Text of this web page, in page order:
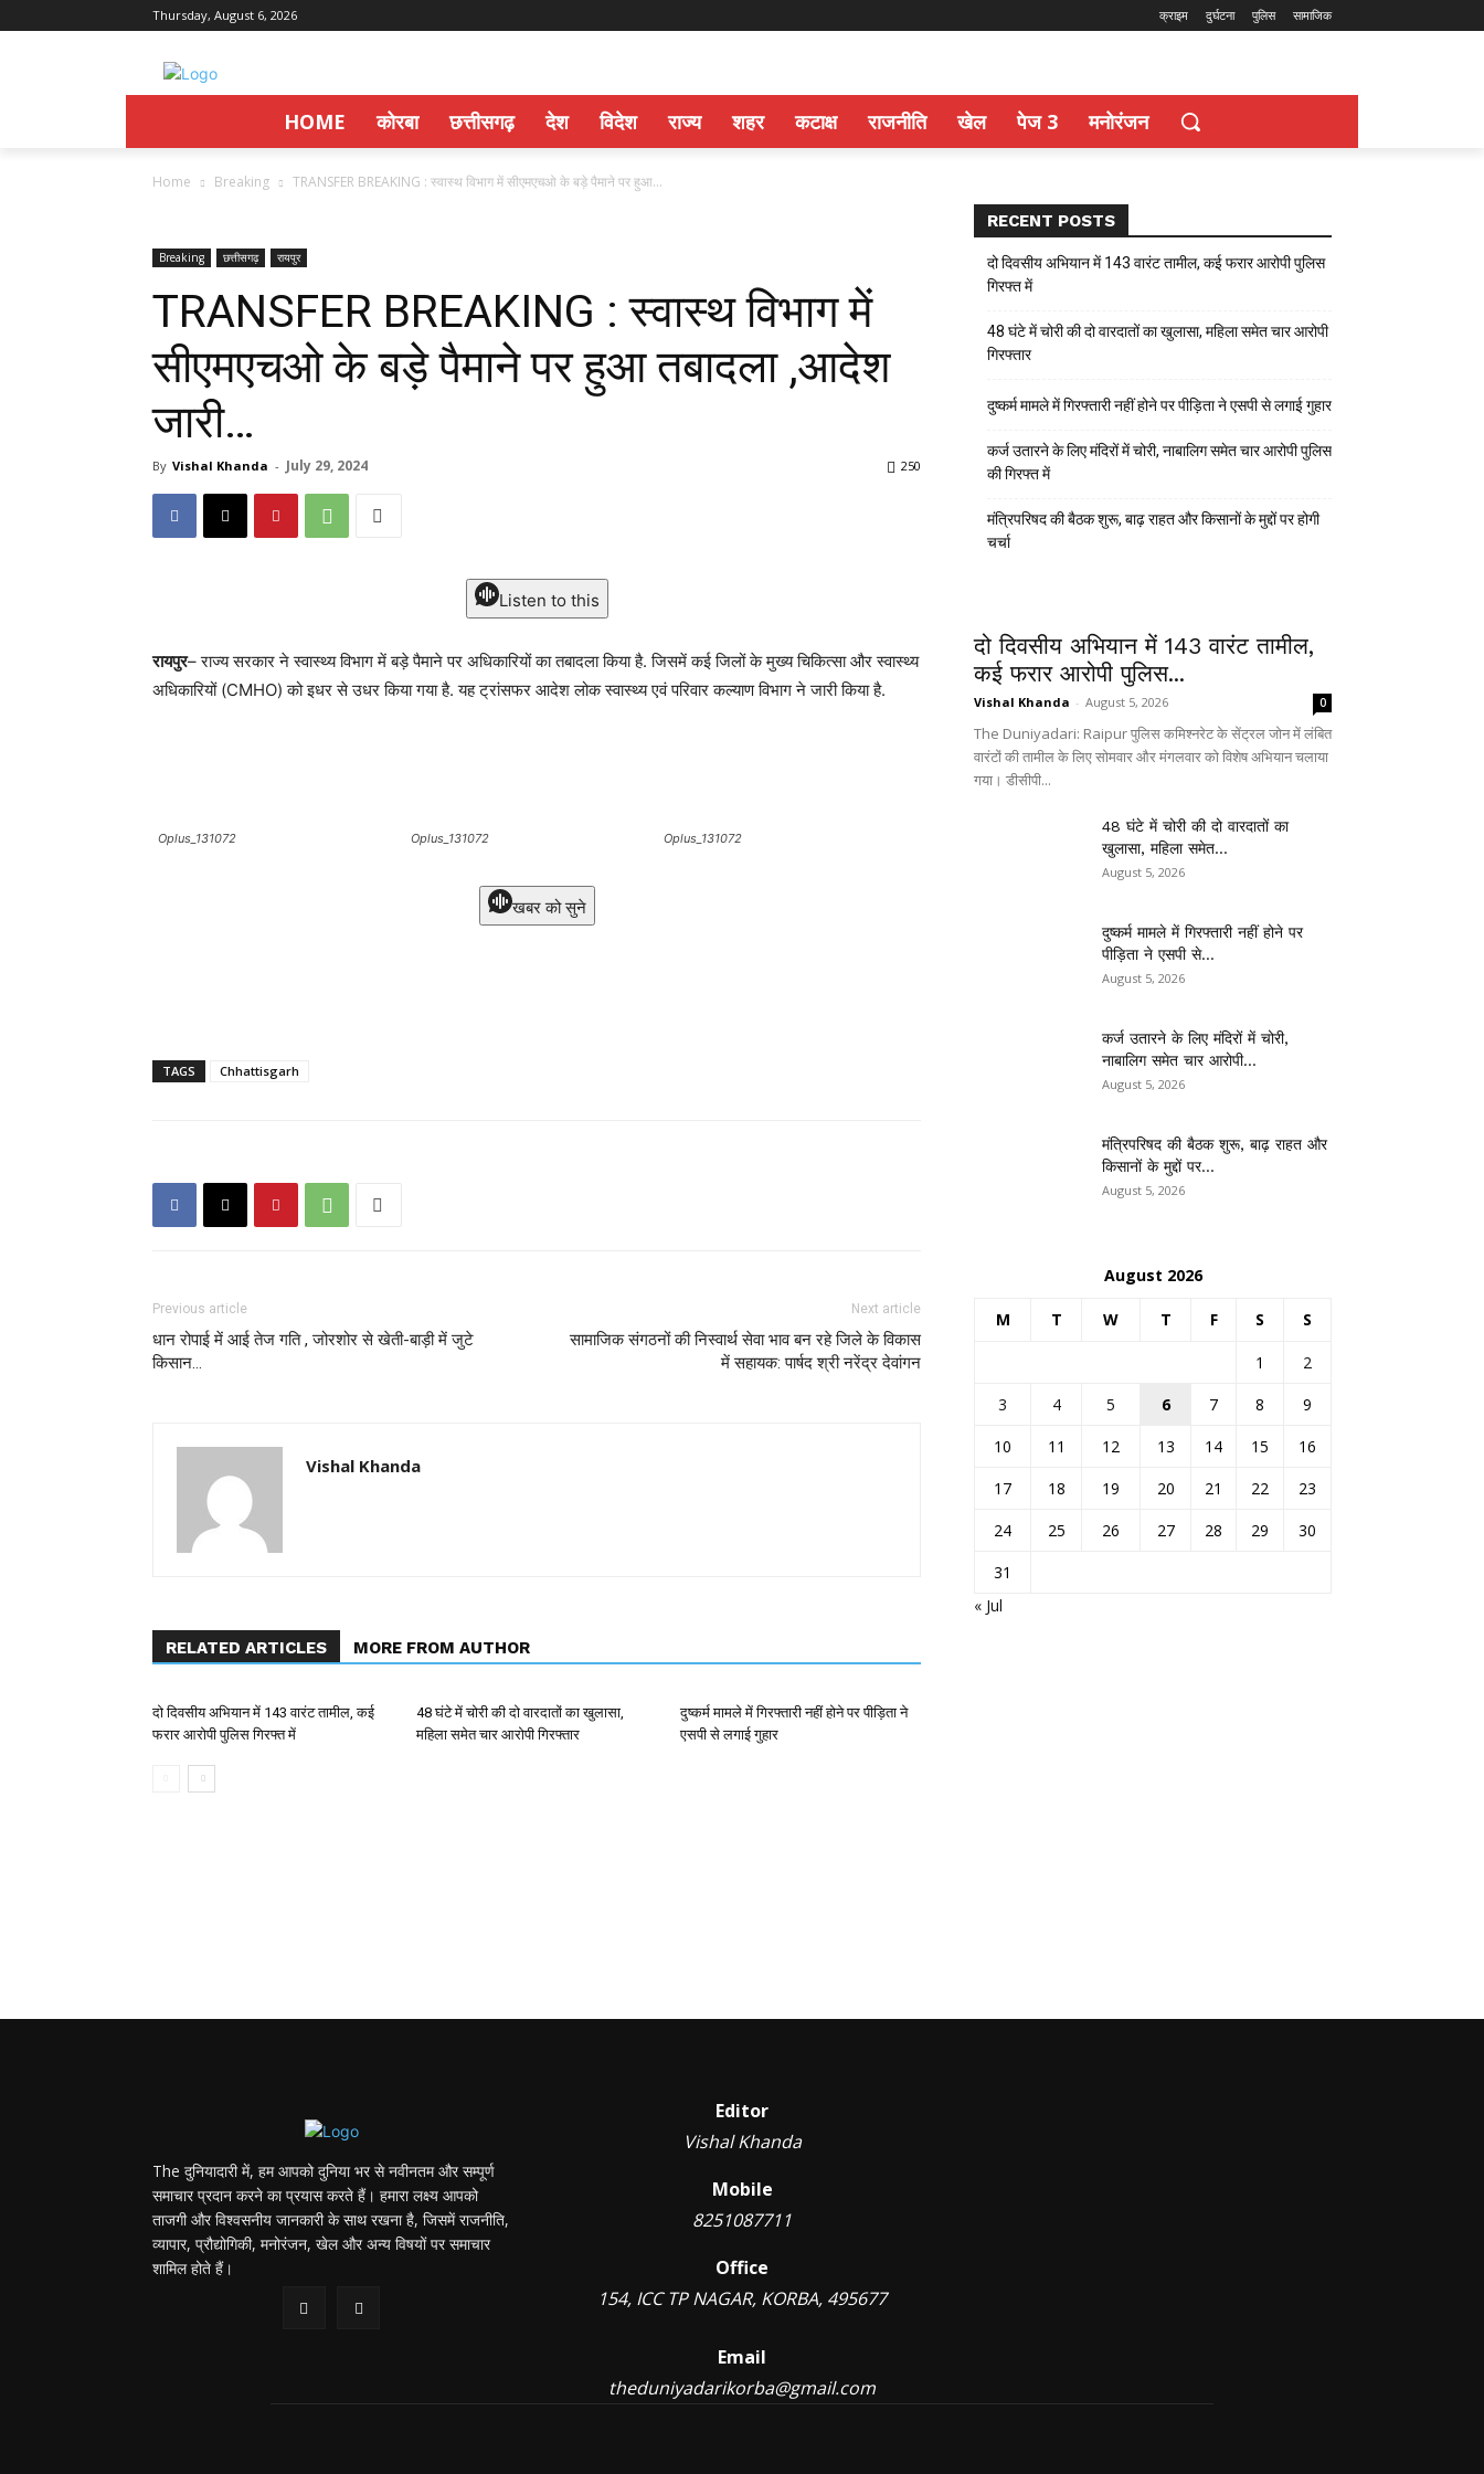
Thursday, August 6, 2026 क्राइम दुर्घटना पुलिस सामाजिक
HOME कोरबा छत्तीसगढ़ देश विदेश राज्य शहर कटाक्ष राजनीति खेल पेज 3 मनोरंजन
Home Breaking TRANSFER BREAKING : स्वास्थ विभाग में सीएमएचओ के बड़े पैमाने पर हुआ...
Breaking छत्तीसगढ़ रायपुर
TRANSFER BREAKING : स्वास्थ विभाग में
सीएमएचओ के बड़े पैमाने पर हुआ तबादला ,आदेश
जारी…
By Vishal Khanda - July 29, 2024 250
Listen to this
रायपुर– राज्य सरकार ने स्वास्थ्य विभाग में बड़े पैमाने पर अधिकारियों का तबादला किया है. जिसमें कई जिलों के मुख्य चिकित्सा और स्वास्थ्य
अधिकारियों (CMHO) को इधर से उधर किया गया है. यह ट्रांसफर आदेश लोक स्वास्थ्य एवं परिवार कल्याण विभाग ने जारी किया है.
Oplus_131072 Oplus_131072 Oplus_131072
खबर को सुने
TAGS Chhattisgarh
Previous article
धान रोपाई में आई तेज गति , जोरशोर से खेती-बाड़ी में जुटे
किसान…
Next article
सामाजिक संगठनों की निस्वार्थ सेवा भाव बन रहे जिले के विकास
में सहायक: पार्षद श्री नरेंद्र देवांगन
Vishal Khanda
RELATED ARTICLES MORE FROM AUTHOR
दो दिवसीय अभियान में 143 वारंट तामील, कई
फरार आरोपी पुलिस गिरफ्त में
48 घंटे में चोरी की दो वारदातों का खुलासा,
महिला समेत चार आरोपी गिरफ्तार
दुष्कर्म मामले में गिरफ्तारी नहीं होने पर पीड़िता ने
एसपी से लगाई गुहार
RECENT POSTS
दो दिवसीय अभियान में 143 वारंट तामील, कई फरार आरोपी पुलिस
गिरफ्त में
48 घंटे में चोरी की दो वारदातों का खुलासा, महिला समेत चार आरोपी
गिरफ्तार
दुष्कर्म मामले में गिरफ्तारी नहीं होने पर पीड़िता ने एसपी से लगाई गुहार
कर्ज उतारने के लिए मंदिरों में चोरी, नाबालिग समेत चार आरोपी पुलिस
की गिरफ्त में
मंत्रिपरिषद की बैठक शुरू, बाढ़ राहत और किसानों के मुद्दों पर होगी
चर्चा
दो दिवसीय अभियान में 143 वारंट तामील,
कई फरार आरोपी पुलिस...
Vishal Khanda - August 5, 2026 0
The Duniyadari: Raipur पुलिस कमिश्नरेट के सेंट्रल जोन में लंबित
वारंटों की तामील के लिए सोमवार और मंगलवार को विशेष अभियान चलाया
गया। डीसीपी...
48 घंटे में चोरी की दो वारदातों का
खुलासा, महिला समेत...
August 5, 2026
दुष्कर्म मामले में गिरफ्तारी नहीं होने पर
पीड़िता ने एसपी से...
August 5, 2026
कर्ज उतारने के लिए मंदिरों में चोरी,
नाबालिग समेत चार आरोपी...
August 5, 2026
मंत्रिपरिषद की बैठक शुरू, बाढ़ राहत और
किसानों के मुद्दों पर...
August 5, 2026
August 2026
M T W T F S S
1
2
3
4 5 6 7 8
9
10
11 12 13 14 15
16
17
18 19 20 21 22
23
24
25 26 27 28 29
30
31
« Jul
The दुनियादारी में, हम आपको दुनिया भर से नवीनतम और सम्पूर्ण
समाचार प्रदान करने का प्रयास करते हैं। हमारा लक्ष्य आपको
ताजगी और विश्वसनीय जानकारी के साथ रखना है, जिसमें राजनीति,
व्यापार, प्रौद्योगिकी, मनोरंजन, खेल और अन्य विषयों पर समाचार
शामिल होते हैं।
Editor
Vishal Khanda
Mobile
8251087711
Office
154, ICC TP NAGAR, KORBA, 495677
Email
theduniyadarikorba@gmail.com